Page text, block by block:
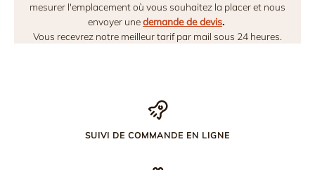
mesurer l'emplacement où vous souhaitez la placer et nous
envoyer unedemande de devis.
Vous recevrez notre meilleur tarif par mail sous 24 heures.
SUIVI DE COMMANDE EN LIGNE